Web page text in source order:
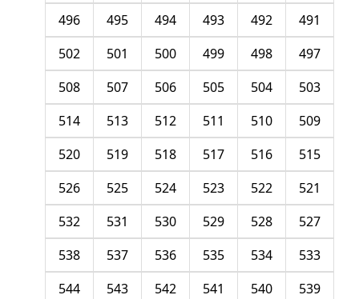
491
492
493
494
495
496
497
498
499
500
501
502
503
504
505
506
507
508
509
510
511
512
513
514
515
516
517
518
519
520
521
522
523
524
525
526
527
528
529
530
531
532
533
534
535
536
537
538
539
540
541
542
543
544